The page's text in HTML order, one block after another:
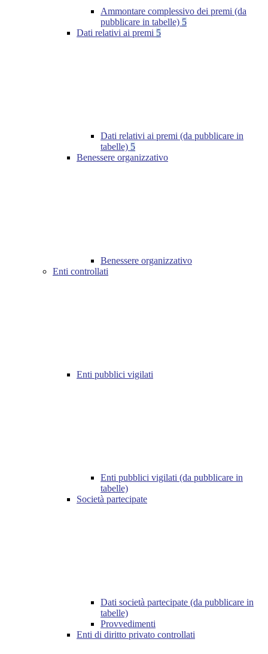
Ammontare complessivo dei premi (da
pubblicare in tabelle) 5
Dati relativi ai premi 5
Dati relativi ai premi (da pubblicare in
tabelle) 5
Benessere organizzativo
Benessere organizzativo
Enti controllati
Enti pubblici vigilati
Enti pubblici vigilati (da pubblicare in
tabelle)
Società partecipate
Dati società partecipate (da pubblicare in
tabelle)
Provvedimenti
Enti di diritto privato controllati